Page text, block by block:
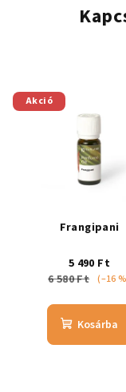
Akció
Frangipani
5 490 Ft
6 580 Ft (–16
Kosárba